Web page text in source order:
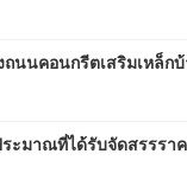
นนคอนกรีตเสริมเหล็ก
ะมาณที่ได้รับจัดสรรร